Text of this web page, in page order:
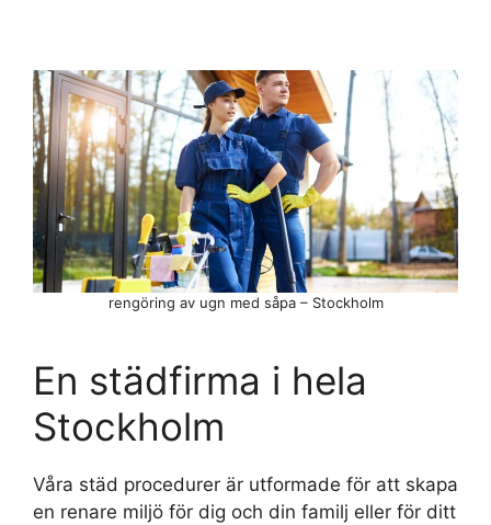
En städfirma i hela
Stockholm
Våra städ procedurer är utformade för att skapa
en renare miljö för dig och din familj eller för ditt
rengöring av ugn med såpa – Stockholm